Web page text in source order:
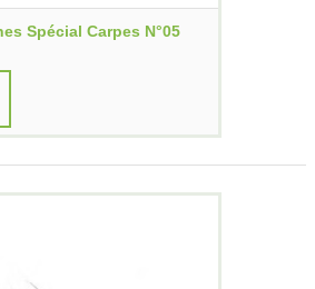
Spécial Carpes N°05